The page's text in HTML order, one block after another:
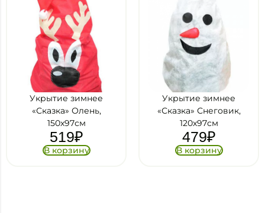
Укрытие зимнее
«Сказка» Олень,
150х97см
519₽
В корзину
Укрытие зимнее
«Сказка» Снеговик,
120х97см
479₽
В корзину